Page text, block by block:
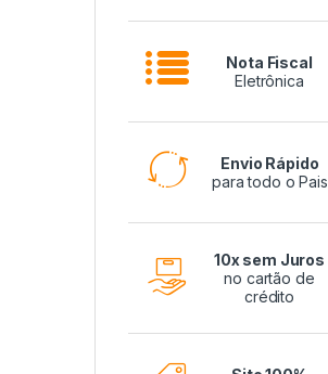
Nota Fiscal
Eletrônica
Envio Rápido
para todo o Pais
10x sem Juros
no cartão de
crédito